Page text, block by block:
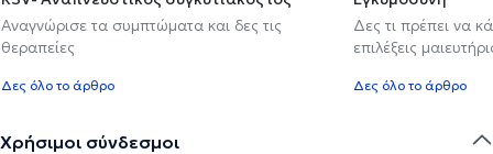
Αναγνώρισε τα συμπτώματα και δες τις
θεραπείες
Δες όλο το άρθρο
Δες τι πρέπει να
επιλέξεις
Δες όλο το άρθρο
Χρήσιμοι σύνδεσμοι